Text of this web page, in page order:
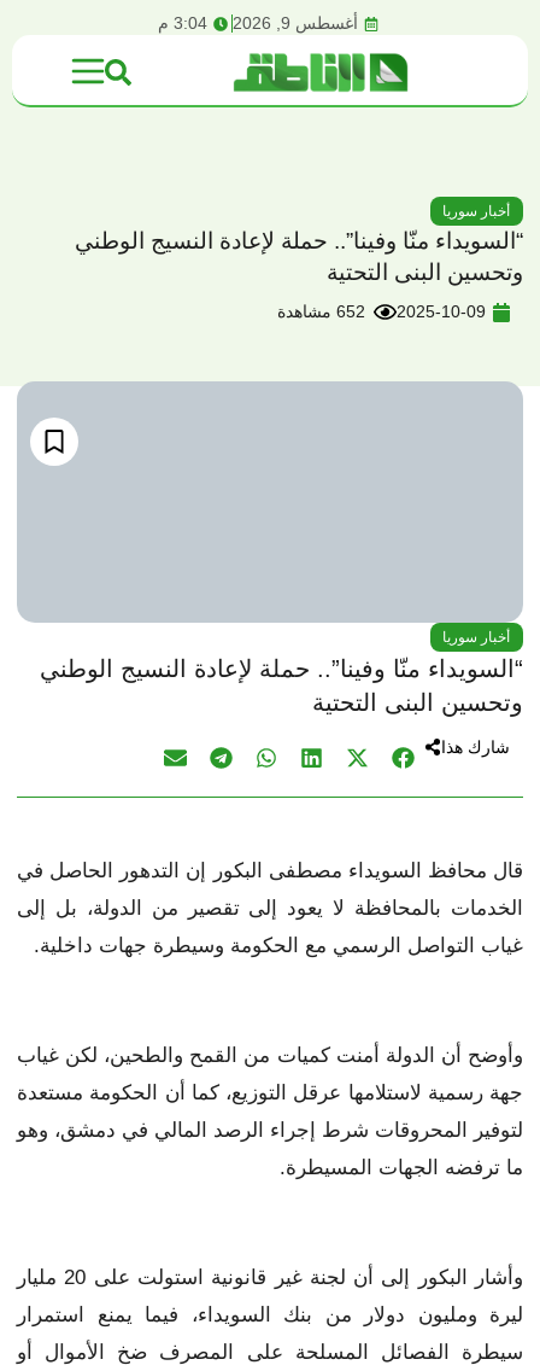
أغسطس 9, 2026 3:04 م
أخبار سوريا
“السويداء منّا وفينا”.. حملة لإعادة النسيج الوطني
وتحسين البنى التحتية
2025-10-09 652 مشاهدة
أخبار سوريا
“السويداء منّا وفينا”.. حملة لإعادة النسيج الوطني
وتحسين البنى التحتية
شارك هذا
قال محافظ السويداء مصطفى البكور إن التدهور الحاصل في
الخدمات بالمحافظة لا يعود إلى تقصير من الدولة، بل إلى
غياب التواصل الرسمي مع الحكومة وسيطرة جهات داخلية.
وأوضح أن الدولة أمنت كميات من القمح والطحين، لكن غياب
جهة رسمية لاستلامها عرقل التوزيع، كما أن الحكومة مستعدة
لتوفير المحروقات شرط إجراء الرصد المالي في دمشق، وهو
ما ترفضه الجهات المسيطرة.
وأشار البكور إلى أن لجنة غير قانونية استولت على 20 مليار
ليرة ومليون دولار من بنك السويداء، فيما يمنع استمرار
سيطرة الفصائل المسلحة على المصرف ضخ الأموال أو